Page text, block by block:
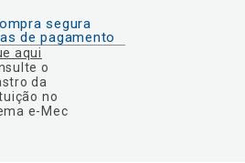
segura
de pagamento
aqui
o
da
no
e-Mec